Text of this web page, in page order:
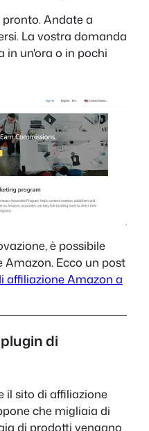
Andate a
La vostra domanda
in un'ora o in pochi
è possibile
Amazon. Ecco un post
affiliazione Amazon a
di
il sito di affiliazione
che migliaia di
di prodotti vengano